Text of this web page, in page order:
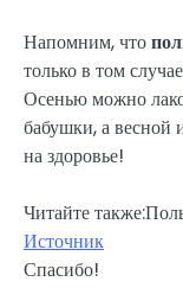
Напомним, что
только в том
Осенью можно
бабушки, а весной
на здоровье!
Читайте
Источник
Спасибо!